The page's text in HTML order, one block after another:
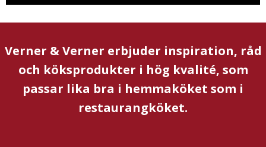
Verner & Verner erbjuder inspiration, råd
och köksprodukter i hög kvalité, som
passar lika bra i hemmaköket som i
restaurangköket.